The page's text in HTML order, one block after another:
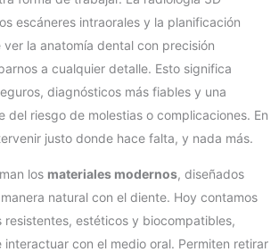
escáneres intraorales y la planificación
la anatomía dental con precisión
a cualquier detalle. Esto significa
diagnósticos más fiables y una
del riesgo de molestias o complicaciones. En
justo donde hace falta, y nada más.
los materiales modernos, diseñados
natural con el diente. Hoy contamos
estéticos y biocompatibles,
con el medio oral. Permiten retirar